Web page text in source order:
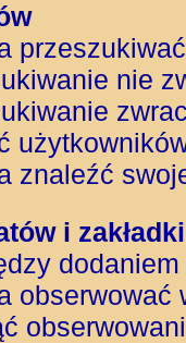
nie
znaleźć
i zakładki
obserwować